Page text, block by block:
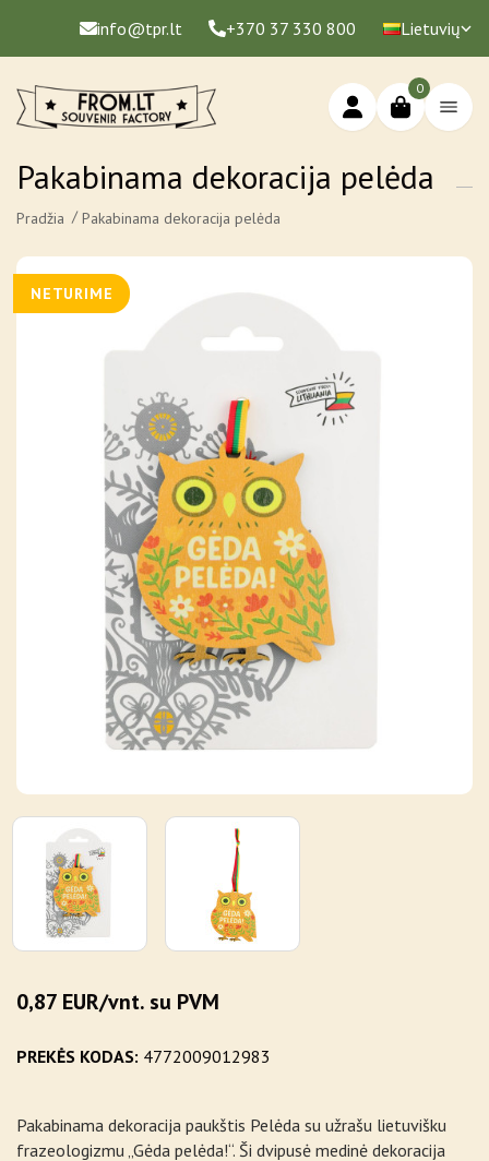
info@tpr.lt +370 37 330 800 Lietuvių
0
Pakabinama dekoracija pelėda
Pradžia Pakabinama dekoracija pelėda
NETURIME
PREKĖS KODAS: 4772009012983
Pakabinama dekoracija paukštis Pelėda su užrašu lietuvišku
frazeologizmu „Gėda pelėda!“. Ši dvipusė medinė dekoracija
0,87 EUR/vnt. su PVM